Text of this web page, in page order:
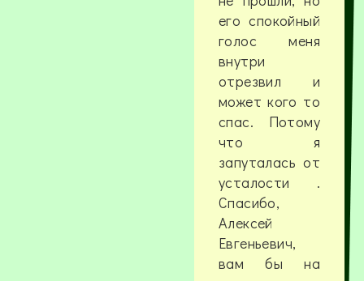
его спокойный
голос меня
внутри
отрезвил и
может кого то
спас. Потому
что я
запуталась от
усталости .
Спасибо,
Алексей
Евгеньевич,
вам бы на